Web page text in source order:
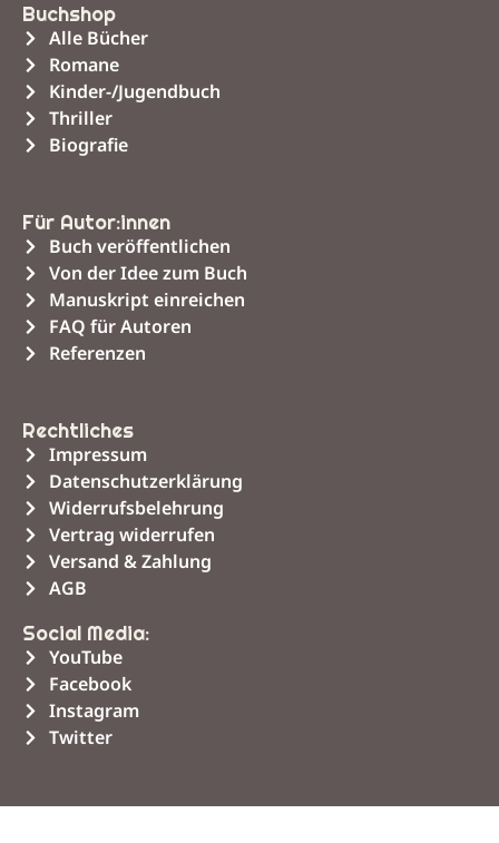
Buchshop
Alle Bücher
Romane
Kinder-/Jugendbuch
Thriller
Biografie
Für Autor:innen
Buch veröffentlichen
Von der Idee zum Buch
Manuskript einreichen
FAQ für Autoren
Referenzen
Rechtliches
Impressum
Datenschutzerklärung
Widerrufsbelehrung
Vertrag widerrufen
Versand & Zahlung
AGB
Social Media:
YouTube
Facebook
Instagram
Twitter